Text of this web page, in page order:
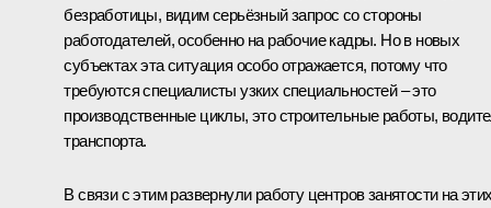
безработицы, видим серьёзный запрос со стороны
работодателей, особенно на рабочие кадры. Но в новых
субъектах эта ситуация особо отражается, потому что
требуются специалисты узких специальностей – это
производственные циклы, это строительные работы,
транспорта.
В связи с этим развернули работу центров занятости на